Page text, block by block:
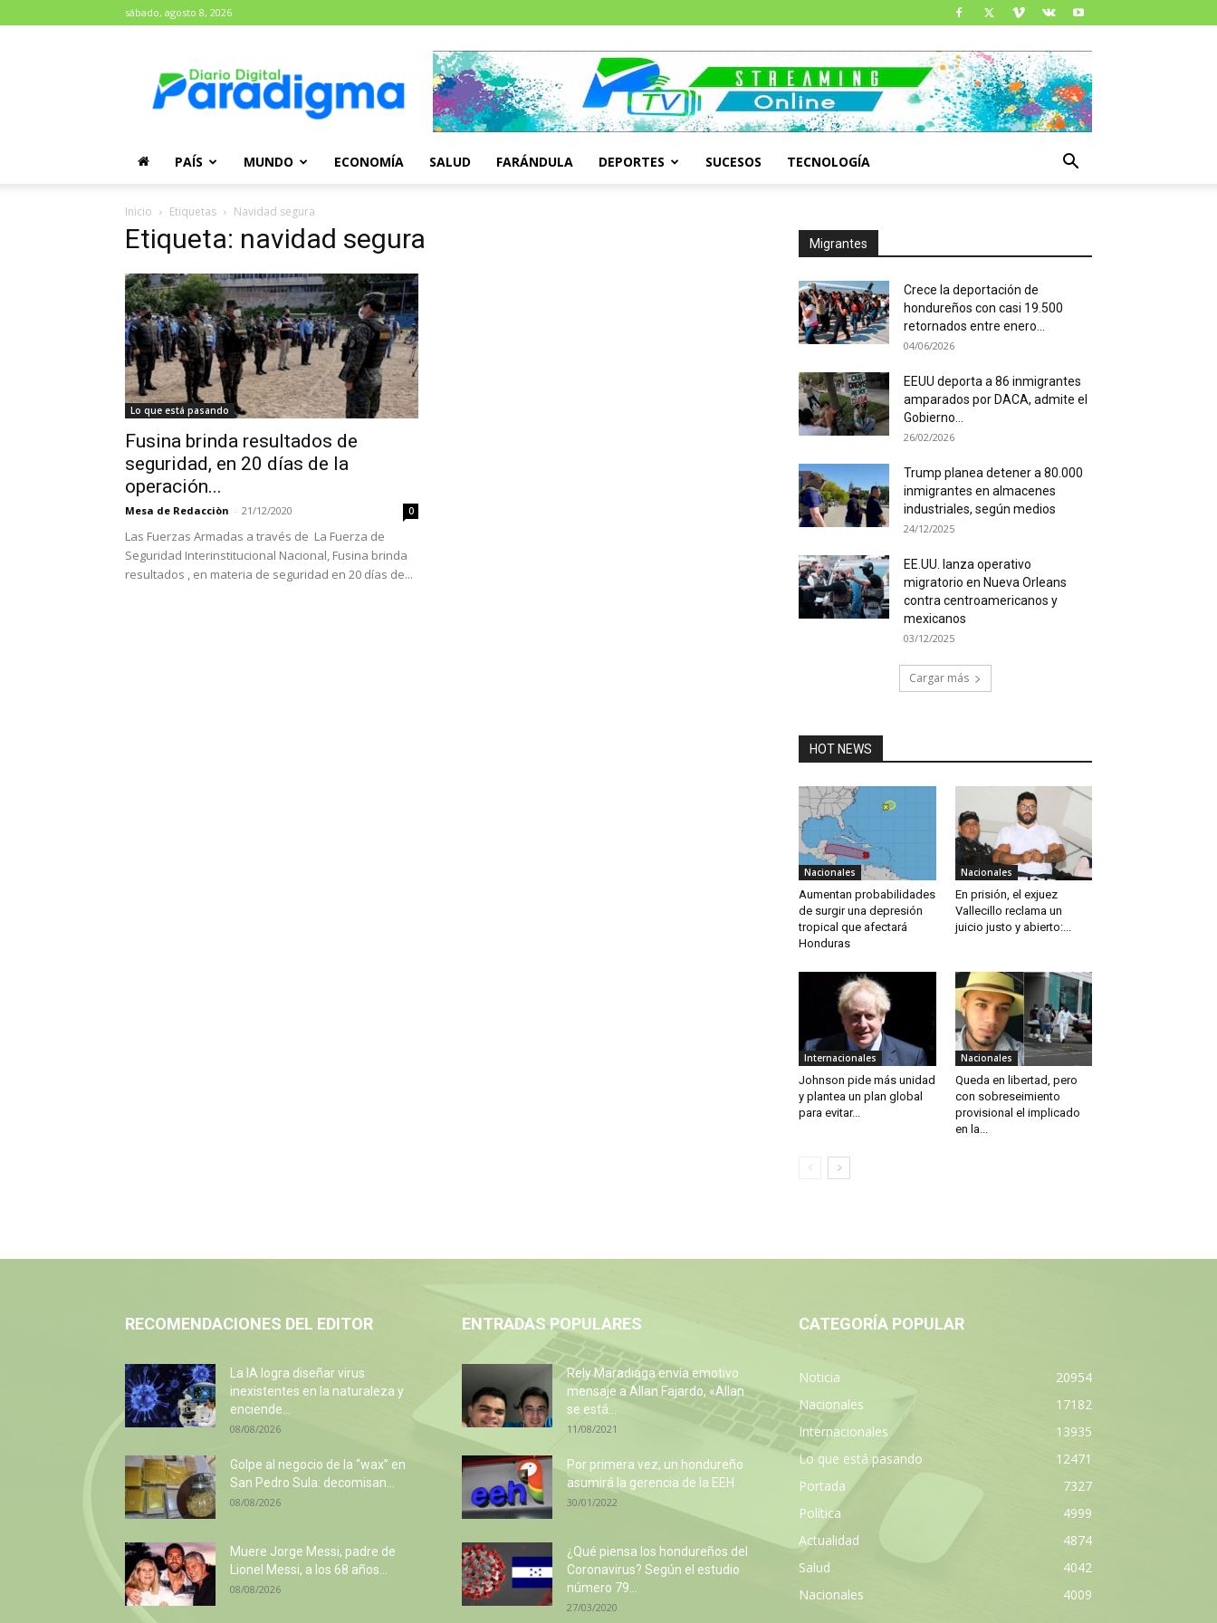
sábado, agosto 8, 2026
Paradigma
PAÍS MUNDO ECONOMÍA SALUD FARÁNDULA DEPORTES SUCESOS TECNOLOGÍA
Inicio Etiquetas Navidad segura
Etiqueta: navidad segura
Lo que está pasando
Fusina brinda resultados de
seguridad, en 20 días de la
operación...
Mesa de Redacciòn - 21/12/2020 0
Las Fuerzas Armadas a través de La Fuerza de
Seguridad Interinstitucional Nacional, Fusina brinda
resultados , en materia de seguridad en 20 días de...
Migrantes
Crece la deportación de
hondureños con casi 19.500
retornados entre enero...
04/06/2026
EEUU deporta a 86 inmigrantes
amparados por DACA, admite el
Gobierno...
26/02/2026
Trump planea detener a 80.000
inmigrantes en almacenes
industriales, según medios
24/12/2025
EE.UU. lanza operativo
migratorio en Nueva Orleans
contra centroamericanos y
mexicanos
03/12/2025
Cargar más
HOT NEWS
Nacionales
Aumentan probabilidades
de surgir una depresión
tropical que afectará
Honduras
Nacionales
En prisión, el exjuez
Vallecillo reclama un
juicio justo y abierto:...
Internacionales
Johnson pide más unidad
y plantea un plan global
para evitar...
Nacionales
Queda en libertad, pero
con sobreseimiento
provisional el implicado
en la...
RECOMENDACIONES DEL EDITOR
La IA logra diseñar virus
inexistentes en la naturaleza y
enciende...
08/08/2026
Golpe al negocio de la “wax” en
San Pedro Sula: decomisan...
08/08/2026
Muere Jorge Messi, padre de
Lionel Messi, a los 68 años...
08/08/2026
ENTRADAS POPULARES
Rely Maradiaga envía emotivo
mensaje a Allan Fajardo, «Allan
se está...
11/08/2021
Por primera vez, un hondureño
asumirá la gerencia de la EEH
30/01/2022
¿Qué piensa los hondureños del
Coronavirus? Según el estudio
número 79...
27/03/2020
CATEGORÍA POPULAR
Noticia
20954
Nacionales
17182
Internacionales
13935
Lo que está pasando
12471
Portada
7327
Política
4999
Actualidad
4874
Salud
4042
Nacionales
4009